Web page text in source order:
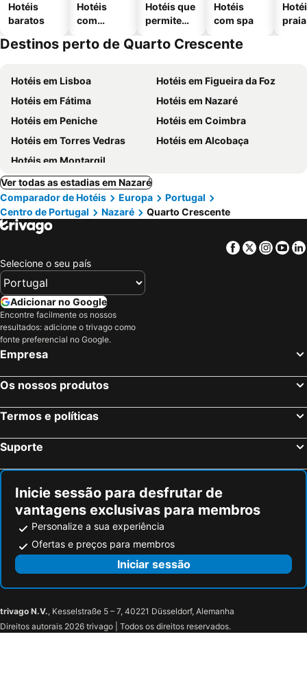
Hotéis
baratos
Hotéis
com
Hotéis que
permitem
Hotéis
com spa
praia
Destinos perto de Quarto Crescente
Hotéis em Lisboa
Hotéis em Figueira da Foz
Hotéis em Fátima
Hotéis em Nazaré
Hotéis em Peniche
Hotéis em Coimbra
Hotéis em Torres Vedras
Hotéis em Alcobaça
Hotéis em Montargil
Ver todas as estadias em Nazaré
Comparador de Hotéis
Europa
Portugal
Centro de Portugal
Nazaré Quarto Crescente
Facebook
Twitter
Selecione o seu país
Adicionar no Google
Encontre facilmente os nossos
resultados: adicione o trivago como
fonte preferencial no Google.
Empresa
Os nossos produtos
Termos e políticas
Suporte
Inicie sessão para desfrutar de
vantagens exclusivas para membros
Personalize a sua experiência
Ofertas e preços para membros
Iniciar sessão
trivago N.V., Kesselstraße 5 – 7, 40221 Düsseldorf, Alemanha
Direitos autorais 2026 trivago | Todos os direitos reservados.